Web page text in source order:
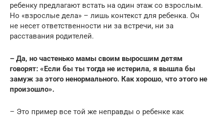
ребенку предлагают встать на один этаж со взрослым.
Но «взрослые дела» – лишь контекст для ребенка. Он
не несет ответственности ни за встречи, ни за
расставания родителей.
– Да, но частенько мамы своим выросшим детям
говорят: «Если бы ты тогда не истерила, я вышла бы
замуж за этого ненормального. Как хорошо, что этого не
произошло».
– Это пример все той же неправды о ребенке как